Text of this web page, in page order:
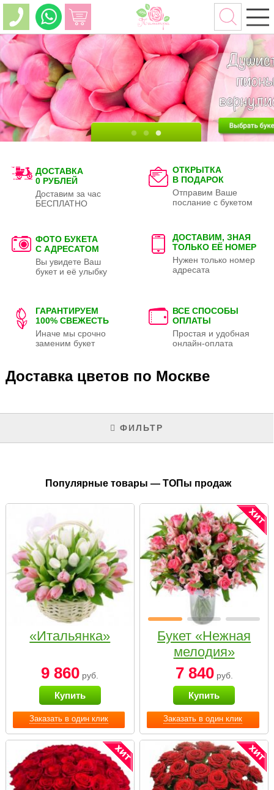
ДОСТАВКА
0 РУБЛЕЙ
Доставим за час
БЕСПЛАТНО
ОТКРЫТКА
В ПОДАРОК
Отправим Ваше
послание с букетом
ФОТО БУКЕТА
С АДРЕСАТОМ
Вы увидете Ваш
букет и её улыбку
ДОСТАВИМ, ЗНАЯ
ТОЛЬКО ЕЁ НОМЕР
Нужен только номер
адресата
ГАРАНТИРУЕМ
100% СВЕЖЕСТЬ
Иначе мы срочно
заменим букет
ВСЕ СПОСОБЫ
ОПЛАТЫ
Простая и удобная
онлайн-оплата
Доставка цветов по Москве
ФИЛЬТР
Популярные товары — ТОПы продаж
Заказать в один клик
«Итальянка»
9 860 руб.
Купить
Заказать в один клик
Букет «Нежная
мелодия»
7 840руб.
Купить